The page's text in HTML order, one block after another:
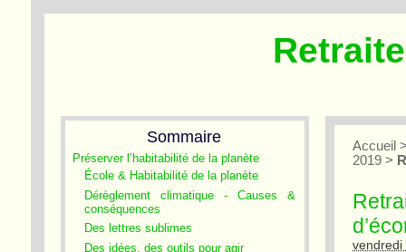
Sommaire
Préserver l’habitabilité de la planète
École & Habitabilité de la planète
Dérèglement climatique - Causes &
conséquences
Des lettres sublimes
Des idées, des outils pour agir
Accueil
2019 >
vendredi